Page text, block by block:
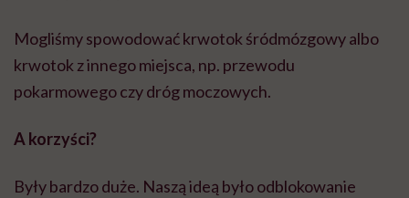
Mogliśmy spowodować krwotok śródmózgowy albo
krwotok z innego miejsca, np. przewodu
pokarmowego czy dróg moczowych.
A korzyści?
Były bardzo duże. Naszą ideą było odblokowanie